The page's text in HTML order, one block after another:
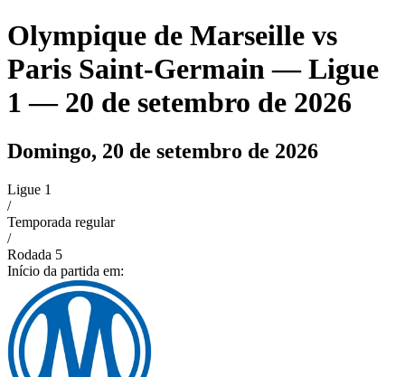
Olympique de Marseille vs
Paris Saint-Germain— Ligue
1 — 20 de setembro de 2026
Domingo, 20 de setembro de 2026
Ligue 1
/
Temporada regular
/
Rodada 5
Início da partida em: